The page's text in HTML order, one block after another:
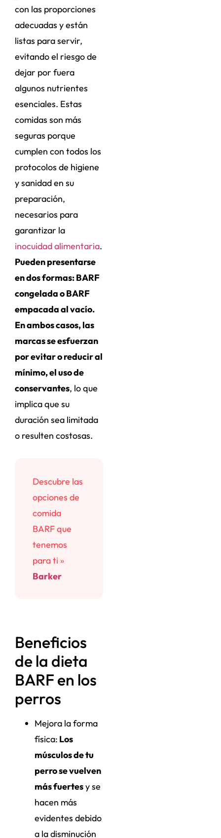
con las proporciones
adecuadas y están
listas para servir,
evitando el riesgo de
dejar por fuera
algunos nutrientes
esenciales. Estas
comidas son más
seguras porque
cumplen con todos los
protocolos de higiene
y sanidad en su
preparación,
necesarios para
garantizar la
inocuidad alimentaria.
Pueden presentarse
en dos formas: BARF
congelada o BARF
empacada al vacío.
En ambos casos, las
marcas se esfuerzan
por evitar o reducir al
mínimo, el uso de
conservantes, lo que
implica que su
duración sea limitada
o resulten costosas.
Descubre las
opciones de
comida
BARF que
tenemos
para ti »
Barker
Beneficios
de la dieta
BARF en los
perros
Mejora la forma
física: Los
músculos de tu
perro se vuelven
más fuertesy se
hacen más
evidentes debido
a la disminución